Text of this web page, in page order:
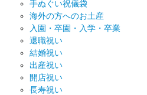
手ぬぐい祝儀袋
海外の方へのお土産
入園・卒園・入学・卒業
退職祝い
結婚祝い
出産祝い
開店祝い
長寿祝い